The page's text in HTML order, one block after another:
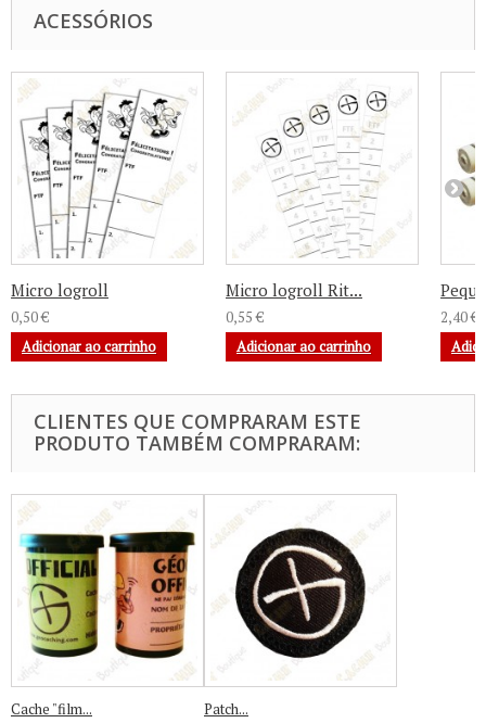
ACESSÓRIOS
Micro logroll
0,50 €
Adicionar ao carrinho
Micro logroll Rit...
0,55 €
Adicionar ao carrinho
2,40 €
CLIENTES QUE COMPRARAM ESTE
PRODUTO TAMBÉM COMPRARAM:
Cache "film...
Patch...